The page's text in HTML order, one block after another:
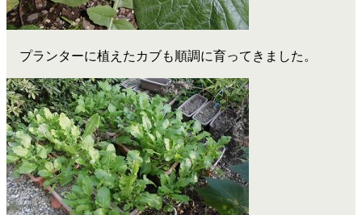
プランターに植えたカブも順調に育ってきました。